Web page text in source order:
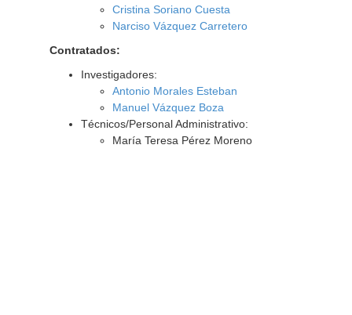
Cristina Soriano Cuesta
Narciso Vázquez Carretero
Contratados:
Investigadores:
Antonio Morales Esteban
Manuel Vázquez Boza
Técnicos/Personal Administrativo:
María Teresa Pérez Moreno